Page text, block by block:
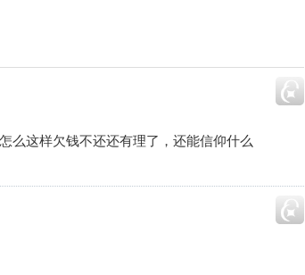
么这样欠钱不还还有理了，还能信仰什么